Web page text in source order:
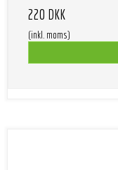
220 DKK
(inkl. moms)